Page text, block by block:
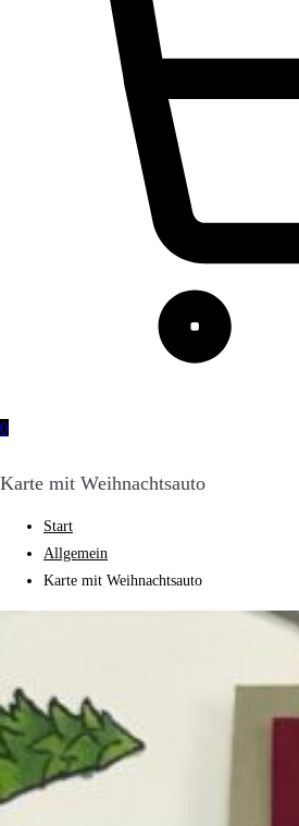
0
Karte mit Weihnachtsauto
Start
Allgemein
Karte mit Weihnachtsauto